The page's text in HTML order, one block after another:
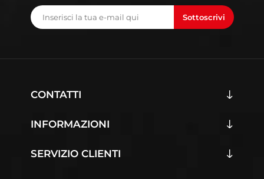
Sottoscrivi
CONTATTI
INFORMAZIONI
SERVIZIO CLIENTI